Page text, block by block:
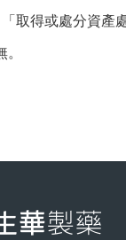
取得或處分資產